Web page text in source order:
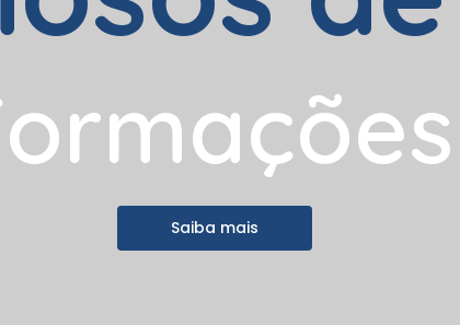
ormações
Saiba mais